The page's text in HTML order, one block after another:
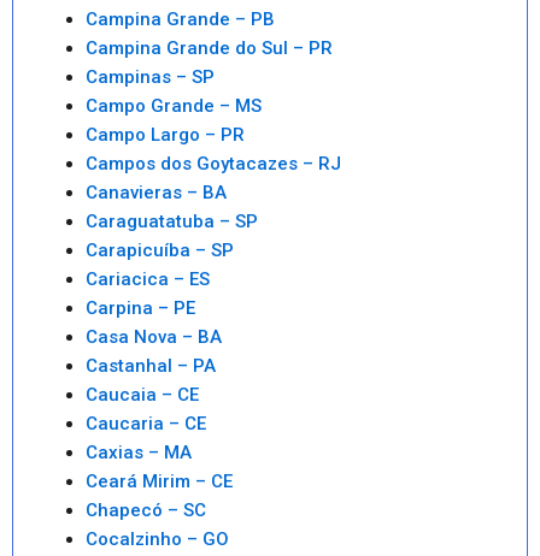
Campina Grande – PB
Campina Grande do Sul – PR
Campinas – SP
Campo Grande – MS
Campo Largo – PR
Campos dos Goytacazes – RJ
Canavieras – BA
Caraguatatuba – SP
Carapicuíba – SP
Cariacica – ES
Carpina – PE
Casa Nova – BA
Castanhal – PA
Caucaia – CE
Caucaria – CE
Caxias – MA
Ceará Mirim – CE
Chapecó – SC
Cocalzinho – GO